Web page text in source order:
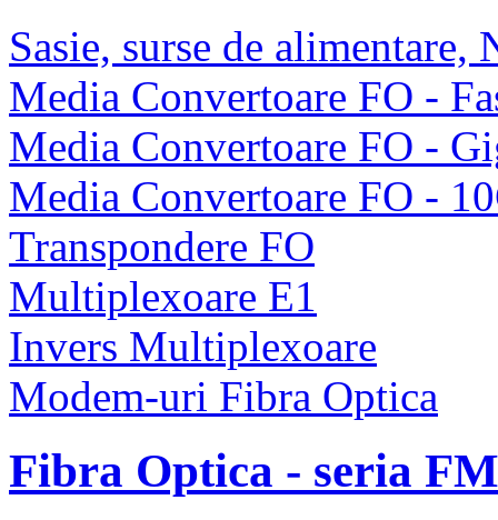
Sasie, surse de alimentare,
Media Convertoare FO -
Media Convertoare FO -
Media Convertoare FO -
Transpondere FO
Multiplexoare E1
Invers Multiplexoare
Modem-uri Fibra Optica
Fibra Optica - seria